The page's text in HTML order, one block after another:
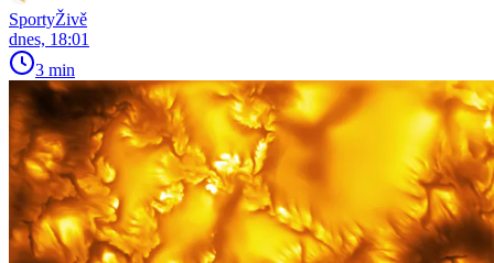
SportyŽivě
dnes, 18:01
3 min